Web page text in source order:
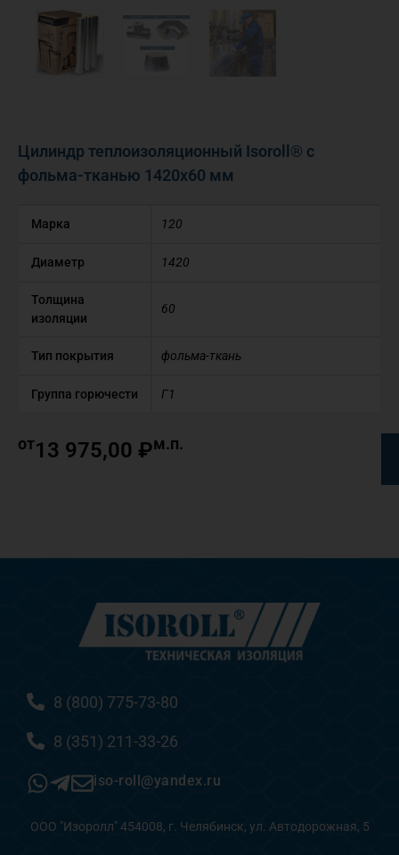
Цилиндр теплоизоляционный Isoroll® с
фольма-тканью 1420х60 мм
Марка 120
Диаметр 1420
Толщина
изоляции
60
Тип покрытия фольма-ткань
Группа горючести Г1
от13 975,00 ₽м.п.
8 (800) 775-73-80
8 (351) 211-33-26
iso-roll@yandex.ru
ООО "Изоролл" 454008, г. Челябинск, ул. Автодорожная, 5